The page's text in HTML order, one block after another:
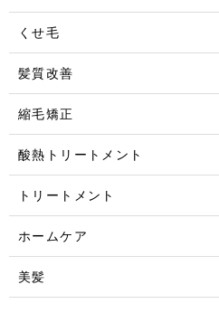
くせ毛
髪質改善
縮毛矯正
酸熱トリートメント
トリートメント
ホームケア
美髪